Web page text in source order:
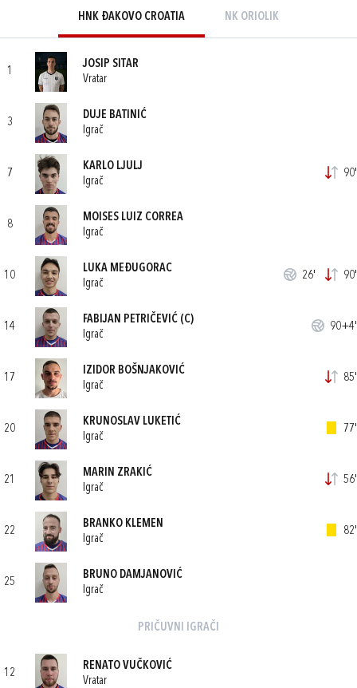
HNK ĐAKOVO CROATIA NK ORIOLIK
1
JOSIP SITAR
Vratar
3
DUJE BATINIĆ
Igrač
7
KARLO LJULJ
Igrač
90'
8
MOISES LUIZ CORREA
Igrač
10
LUKA MEĐUGORAC
Igrač
26' 90'
14
FABIJAN PETRIČEVIĆ (C)
Igrač
90+4'
17
IZIDOR BOŠNJAKOVIĆ
Igrač
85'
20
KRUNOSLAV LUKETIĆ
Igrač
77'
21
MARIN ZRAKIĆ
Igrač
56'
22
BRANKO KLEMEN
Igrač
82'
25
BRUNO DAMJANOVIĆ
Igrač
PRIČUVNI IGRAČI
12
RENATO VUČKOVIĆ
Vratar